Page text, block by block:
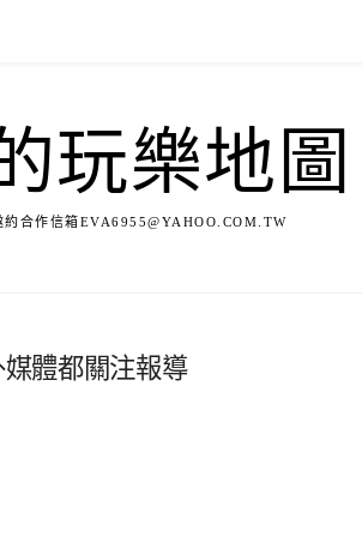
玩樂地圖
約合作信箱EVA6955@YAHOO.COM.TW
體都關注報導